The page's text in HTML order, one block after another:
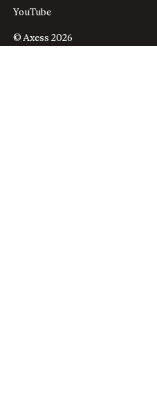
YouTube
© Axess 2026